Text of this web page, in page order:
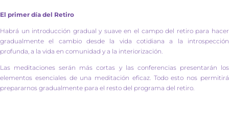
El primer día del Retiro
Habrá un introducción gradual y suave en el campo del retiro para hacer
gradualmente el cambio desde la vida cotidiana a la introspección
profunda, a la vida en comunidad y a la interiorización.
Las meditaciones serán más cortas y las conferencias presentarán los
elementos esenciales de una meditación eficaz. Todo esto nos permitirá
prepararnos gradualmente para el resto del programa del retiro.